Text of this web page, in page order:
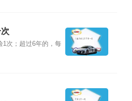
1次；超过6年的，每